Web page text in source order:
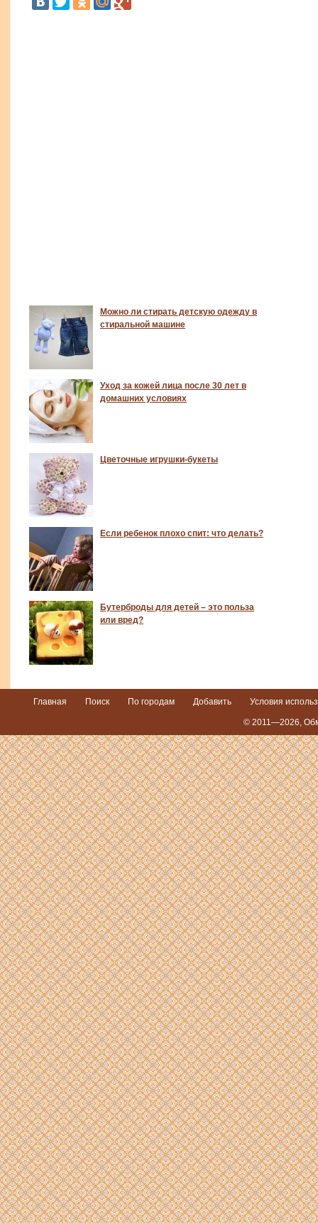
Можно ли стирать детскую одежду в
стиральной машине
Уход за кожей лица после 30 лет в
домашних условиях
Цветочные игрушки-букеты
Если ребенок плохо спит: что делать?
Бутерброды для детей – это польза
или вред?
Главная Поиск По городам Добавить Условия
© 2011—2026,